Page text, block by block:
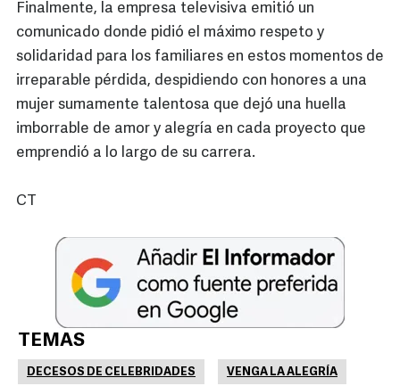
Finalmente, la empresa televisiva emitió un
comunicado donde pidió el máximo respeto y
solidaridad para los familiares en estos momentos de
irreparable pérdida, despidiendo con honores a una
mujer sumamente talentosa que dejó una huella
imborrable de amor y alegría en cada proyecto que
emprendió a lo largo de su carrera.
CT
TEMAS
DECESOS DE CELEBRIDADES VENGA LA ALEGRÍA